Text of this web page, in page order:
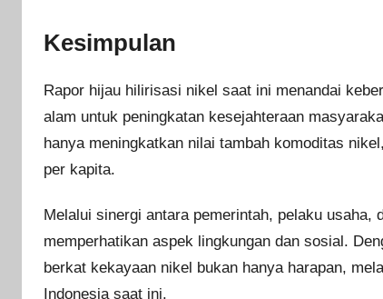
Kesimpulan
Rapor hijau hilirisasi nikel saat ini menandai
alam untuk peningkatan kesejahteraan
hanya meningkatkan nilai tambah komoditas
per kapita.
Melalui sinergi antara pemerintah, pelaku
memperhatikan aspek lingkungan dan sosial.
berkat kekayaan nikel bukan hanya harapan,
Indonesia saat ini.